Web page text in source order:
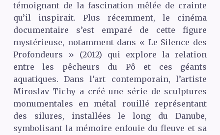
témoignant de la fascination mêlée de crainte
qu’il inspirait. Plus récemment, le cinéma
documentaire s’est emparé de cette figure
mystérieuse, notamment dans « Le Silence des
Profondeurs » (2012) qui explore la relation
entre les pêcheurs du Pô et ces géants
aquatiques. Dans l’art contemporain, l’artiste
Miroslav Tichy a créé une série de sculptures
monumentales en métal rouillé représentant
des silures, installées le long du Danube,
symbolisant la mémoire enfouie du fleuve et sa